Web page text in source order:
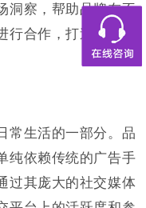
洞察，帮助品牌在不
行合作，打造出符合
常生活的一部分。品
纯依赖传统的广告手
过其庞大的社交媒体